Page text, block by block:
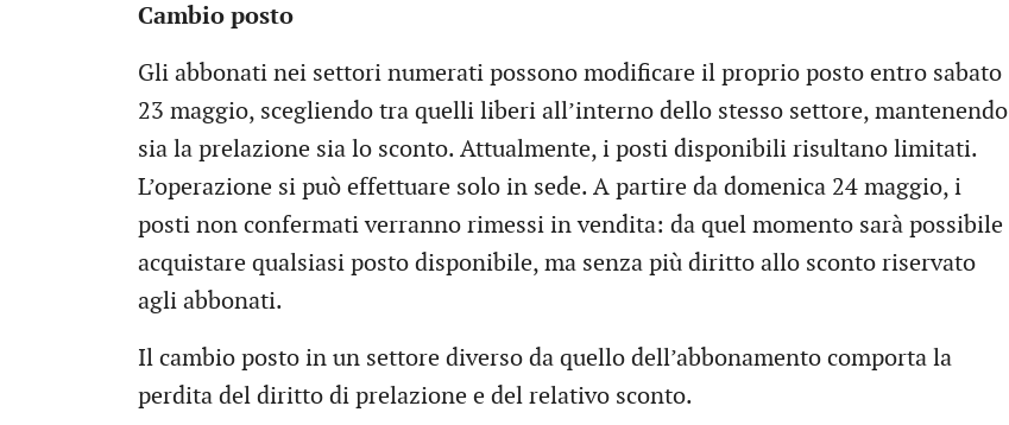
Cambio posto
Gli abbonati nei settori numerati possono modificare il proprio posto entro sabato
23 maggio, scegliendo tra quelli liberi all’interno dello stesso settore, mantenendo
sia la prelazione sia lo sconto. Attualmente, i posti disponibili risultano limitati.
L’operazione si può effettuare solo in sede. A partire da domenica 24 maggio, i
posti non confermati verranno rimessi in vendita: da quel momento sarà possibile
acquistare qualsiasi posto disponibile, ma senza più diritto allo sconto riservato
agli abbonati.
Il cambio posto in un settore diverso da quello dell’abbonamento comporta la
perdita del diritto di prelazione e del relativo sconto.